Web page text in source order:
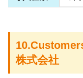
株式会社